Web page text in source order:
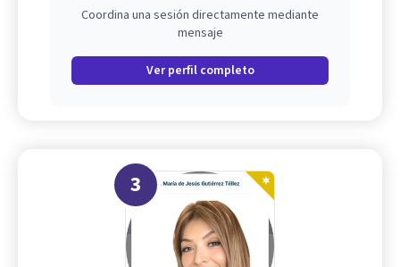
Coordina una sesión directamente mediante
mensaje
Ver perfil completo
3